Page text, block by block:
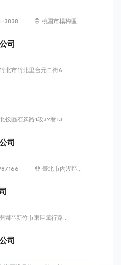
3838
桃園市楊梅區高
司
北市竹北里台元二街6號
投區石牌路1段39巷134
司
臺北市內湖區瑞
園區新竹市東區篤行路6
司